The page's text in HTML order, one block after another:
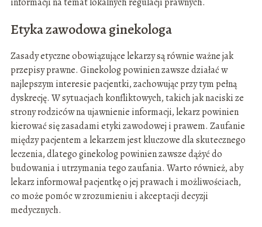
Etyka zawodowa ginekologa
Zasady etyczne obowiązujące lekarzy są równie ważne jak
przepisy prawne. Ginekolog powinien zawsze działać w
najlepszym interesie pacjentki, zachowując przy tym pełną
dyskrecję. W sytuacjach konfliktowych, takich jak naciski ze
strony rodziców na ujawnienie informacji, lekarz powinien
kierować się zasadami etyki zawodowej i prawem. Zaufanie
między pacjentem a lekarzem jest kluczowe dla skutecznego
leczenia, dlatego ginekolog powinien zawsze dążyć do
budowania i utrzymania tego zaufania. Warto również, aby
lekarz informował pacjentkę o jej prawach i możliwościach,
co może pomóc w zrozumieniu i akceptacji decyzji
medycznych.